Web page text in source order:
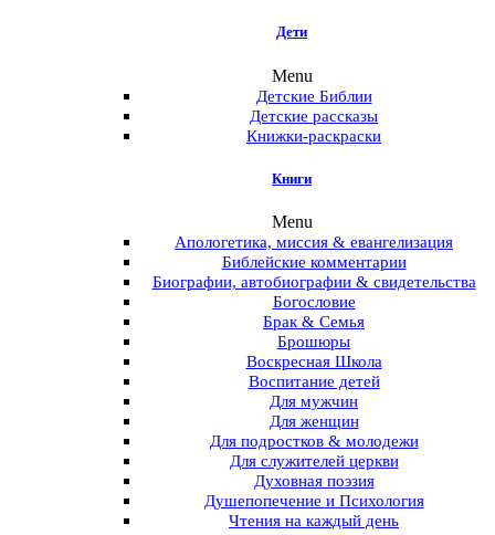
Дети
Menu
Детские Библии
Детские рассказы
Книжки-раскраски
Книги
Menu
Апологетика, миссия & евангелизация
Библейские комментарии
Биографии, автобиографии & свидетельства
Богословие
Брак & Семья
Брошюры
Воскресная Школа
Воспитание детей
Для мужчин
Для женщин
Для подростков & молодежи
Для служителей церкви
Духовная поэзия
Душепопечение и Психология
Чтения на каждый день